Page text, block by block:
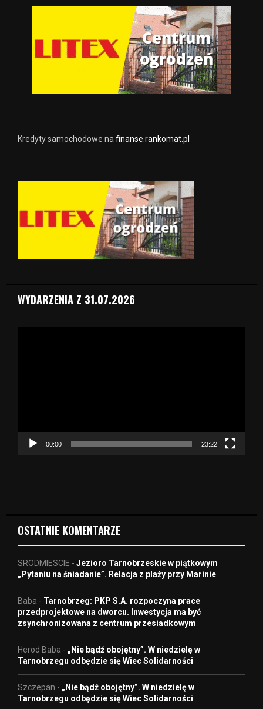
Kredyty samochodowe na finanse.rankomat.pl
WYDARZENIA Z 31.07.2026
c
00:00 23:22
OSTATNIE KOMENTARZE
SRODMIESCIE - Jezioro Tarnobrzeskie w piątkowym
„Pytaniu na śniadanie”. Relacja z plaży przy Marinie
Baba - Tarnobrzeg: PKP S.A. rozpoczyna prace
przedprojektowe na dworcu. Inwestycja ma być
zsynchronizowana z centrum przesiadkowym
Herod Baba - „Nie bądź obojętny”. W niedzielę w
Tarnobrzegu odbędzie się Wiec Solidarności
Szczepan - „Nie bądź obojętny”. W niedzielę w
Tarnobrzegu odbędzie się Wiec Solidarności